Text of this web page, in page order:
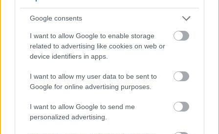
Google consents
I want to allow Google to enable storage
related to advertising like cookies on web or
device identifiers in apps.
I want to allow my user data to be sent to
Google for online advertising purposes.
I want to allow Google to send me
personalized advertising.
تحضير تربة غنية بالعناصر الغذائية والمواد العضوية لزراعة
يزدهر الخيار في التربة الخصبة جيدة التصريف والغنية بالمواد
العضوية. ويُعدّ تحضير التربة بشكل صحيح أمراً ضرورياً لنمو
نباتات صحية وحصاد وفير.